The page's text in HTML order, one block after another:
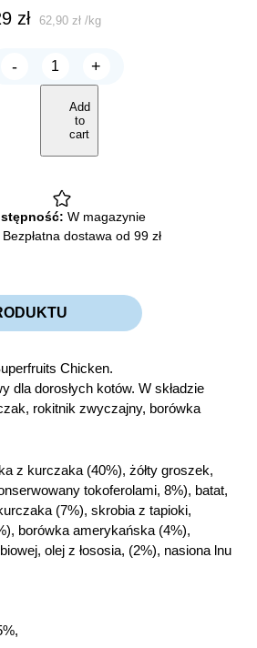
zł 62,90zł /kg
-
BRIT
Care
SUPERFRUITS
Chicken
100g
quantity
+
Add
to
cart
W magazynie
Bezpłatna dostawa od 99 zł
Chicken.
dla dorosłych kotów. W składzie
rokitnik zwyczajny, borówka
z kurczaka (40%), żółty groszek,
tokoferolami, 8%), batat,
(7%), skrobia z tapioki,
borówka amerykańska (4%),
olej z łososia, (2%), nasiona lnu